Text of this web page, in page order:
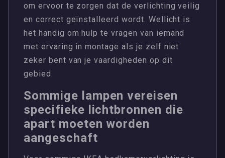
om ervoor te zorgen dat de verlichting veilig
en correct geïnstalleerd wordt. Wellicht is
het handig om hulp te vragen van iemand
met ervaring in montage als je zelf niet
zeker bent van je vaardigheden op dit
gebied.
Sommige lampen vereisen
specifieke lichtbronnen die
apart moeten worden
aangeschaft